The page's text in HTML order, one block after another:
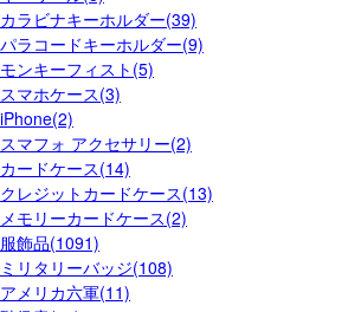
カラビナキーホルダー(39)
パラコードキーホルダー(9)
モンキーフィスト(5)
スマホケース(3)
iPhone(2)
スマフォ アクセサリー(2)
カードケース(14)
クレジットカードケース(13)
メモリーカードケース(2)
服飾品(1091)
ミリタリーバッジ(108)
アメリカ六軍(11)